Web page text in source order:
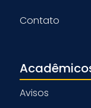
Contato
Avisos